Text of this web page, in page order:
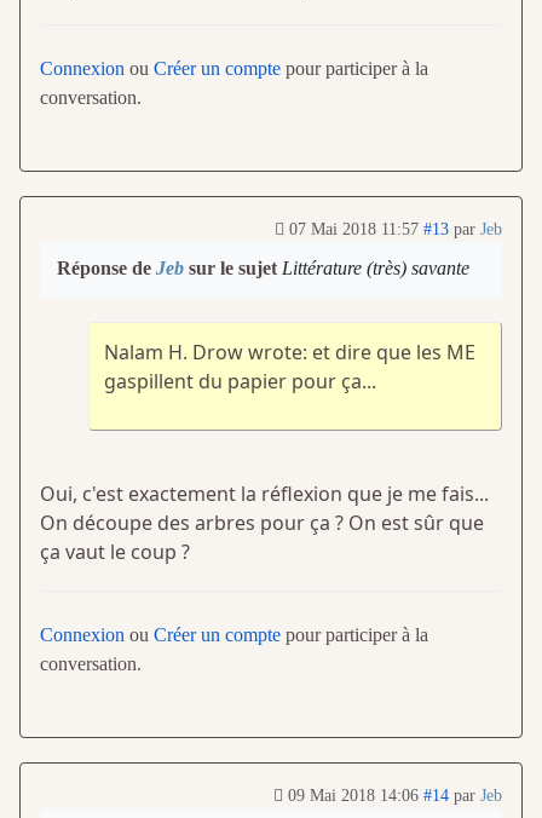
Connexion ou Créer un compte pour participer à la
conversation.
07 Mai 2018 11:57 #13 par Jeb
Réponse de Jeb sur le sujet Littérature (très) savante
Nalam H. Drow wrote: et dire que les ME
gaspillent du papier pour ça...
Oui, c'est exactement la réflexion que je me fais...
On découpe des arbres pour ça ? On est sûr que
ça vaut le coup ?
Connexion ou Créer un compte pour participer à la
conversation.
09 Mai 2018 14:06 #14 par Jeb